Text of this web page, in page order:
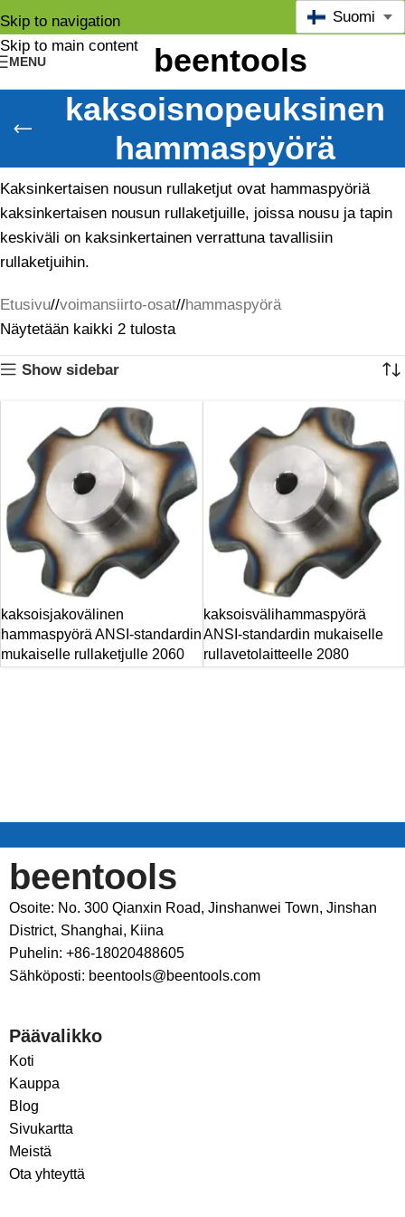
Skip to navigation
Skip to main content
MENU
Suomi
kaksoisnopeuksinen
hammaspyörä
Kaksinkertaisen nousun rullaketjut ovat hammaspyöriä
kaksinkertaisen nousun rullaketjuille, joissa nousu ja tapin
keskiväli on kaksinkertainen verrattuna tavallisiin
rullaketjuihin.
Etusivu/ voimansiirto-osat/ hammaspyörä
Näytetään kaikki 2 tulosta
Show sidebar
kaksoisjakovälinen
hammaspyörä ANSI-standardin
mukaiselle rullaketjulle 2060
kaksoisvälihammaspyörä
ANSI-standardin mukaiselle
rullavetolaitteelle 2080
beentools
Osoite: No. 300 Qianxin Road, Jinshanwei Town, Jinshan
District, Shanghai, Kiina
Puhelin: +86-18020488605
Sähköposti: beentools@beentools.com
Päävalikko
Koti
Kauppa
Blog
Sivukartta
Meistä
Ota yhteyttä